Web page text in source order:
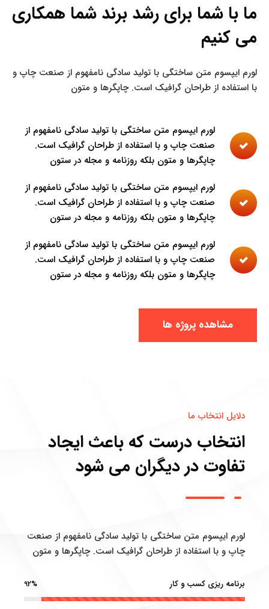
ما با شما برای رشد برند شما همکاری
می کنیم
لورم ایپسوم متن ساختگی با تولید سادگی نامفهوم از صنعت چاپ و
با استفاده از طراحان گرافیک است. چاپگرها و متون
لورم ایپسوم متن ساختگی با تولید سادگی نامفهوم از
صنعت چاپ و با استفاده از طراحان گرافیک است.
چاپگرها و متون بلکه روزنامه و مجله در ستون
لورم ایپسوم متن ساختگی با تولید سادگی نامفهوم از
صنعت چاپ و با استفاده از طراحان گرافیک است.
چاپگرها و متون بلکه روزنامه و مجله در ستون
لورم ایپسوم متن ساختگی با تولید سادگی نامفهوم از
صنعت چاپ و با استفاده از طراحان گرافیک است.
چاپگرها و متون بلکه روزنامه و مجله در ستون
مشاهده پروژه ها
دلایل انتخاب ما
انتخاب درست که باعث ایجاد
تفاوت در دیگران می شود
لورم ایپسوم متن ساختگی با تولید سادگی نامفهوم از صنعت
چاپ و با استفاده از طراحان گرافیک است. چاپگرها و متون
برنامه ریزی کسب و کار 92%